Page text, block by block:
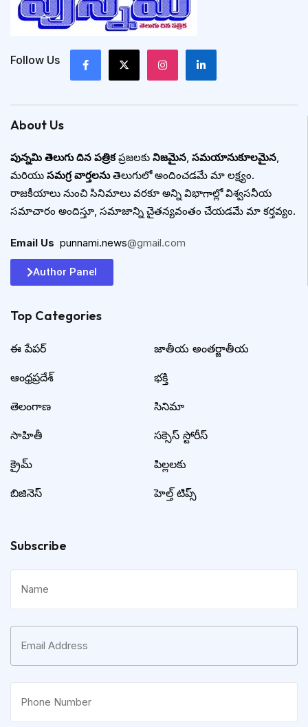
Follow Us
About Us
పున్నమి తెలుగు దిన పత్రికప్రజలకు నిజమైన, సమయానుకూలమైన,
మరియు సమగ్ర వార్తలనుతెలుగులో అందించడమే మా లక్ష్యం.
రాజకీయాలు నుంచి సినిమాలు వరకూ అన్ని విభాగాల్లో విశ్వసనీయ
సమాచారం అందిస్తూ, సమాజాన్ని చైతన్యవంతం చేయడమే మా కర్తవ్యం.
Email Us punnami.news@gmail.com
Author Panel
Top Categories​
ఈ పేపర్
ఆంధ్రప్రదేశ్
తెలంగాణ
సాహితీ
క్రైమ్
బిజినెస్
జాతీయ అంతర్జాతీయ
భక్తి
సినిమా
సక్సెస్ స్టోరీస్
పిల్లలకు
హెల్త్ టిప్స్
Subscribe